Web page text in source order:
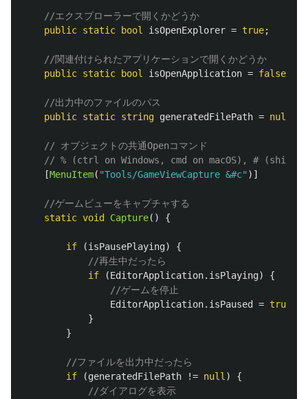
//エクスプローラーで開くかどうか
public static bool isOpenExplorer = true;
//関連付けられたアプリケーションで開くかどうか
public static bool isOpenApplication = false
//出力中のファイルのパス
public static string generatedFilePath = null
// オブジェクトの共通Openコマンド
// % (ctrl on Windows, cmd on macOS), #
[MenuItem( "Tools/GameViewCapture &#c" )]
//ゲームビューをキャプチャする
static void Capture() {
if (isPausePlaying)
{
//再生中だったら
if
(EditorApplication. isPlaying)
{
//ゲームを停止
EditorApplication. isPaused = true
}
}
//ファイルを出力中だったら
if
(generatedFilePath != null )
{
//ダイアログを表示